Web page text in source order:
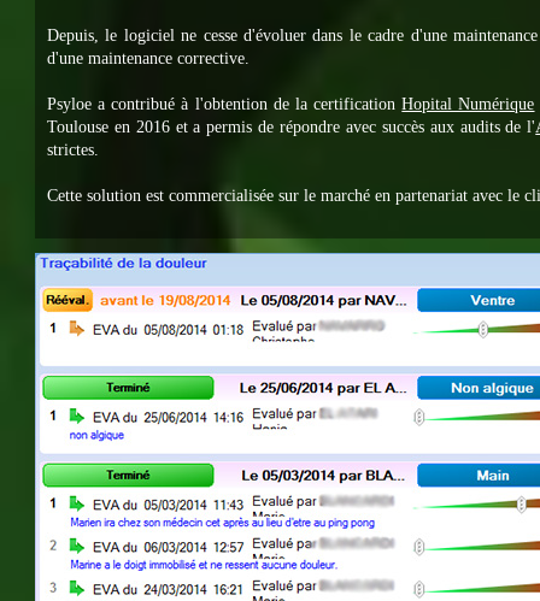
Depuis, le logiciel ne cesse d'évoluer dans le cadre d'une
d'une maintenance corrective.
Psyloe a contribué à l'obtention de la certificationHopital Numérique
Toulouse en 2016 et a permis de répondre avec succès aux audits de l'
strictes.
Cette solution est commercialisée sur le marché en partenariat avec le